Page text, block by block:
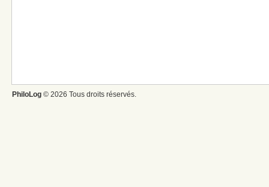
PhiloLog © 2026 Tous droits réservés.